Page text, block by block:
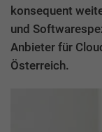
konsequent
und
Anbieter für
Österreich.